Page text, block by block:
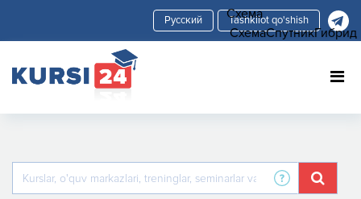
Tashkilot qo'shish
Схема
СхемаСпутникГибрид